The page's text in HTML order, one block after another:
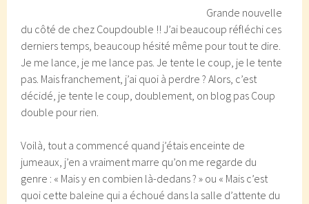
Grande nouvelle
du côté de chez Coupdouble !! J’ai beaucoup réfléchi ces
derniers temps, beaucoup hésité même pour tout te dire.
Je me lance, je me lance pas. Je tente le coup, je le tente
pas. Mais franchement, j’ai quoi à perdre ? Alors, c’est
décidé, je tente le coup, doublement, on blog pas Coup
double pour rien.
Voilà, tout a commencé quand j’étais enceinte de
jumeaux, j’en a vraiment marre qu’on me regarde du
genre : « Mais y en combien là-dedans ? » ou « Mais c’est
quoi cette baleine qui a échoué dans la salle d’attente du